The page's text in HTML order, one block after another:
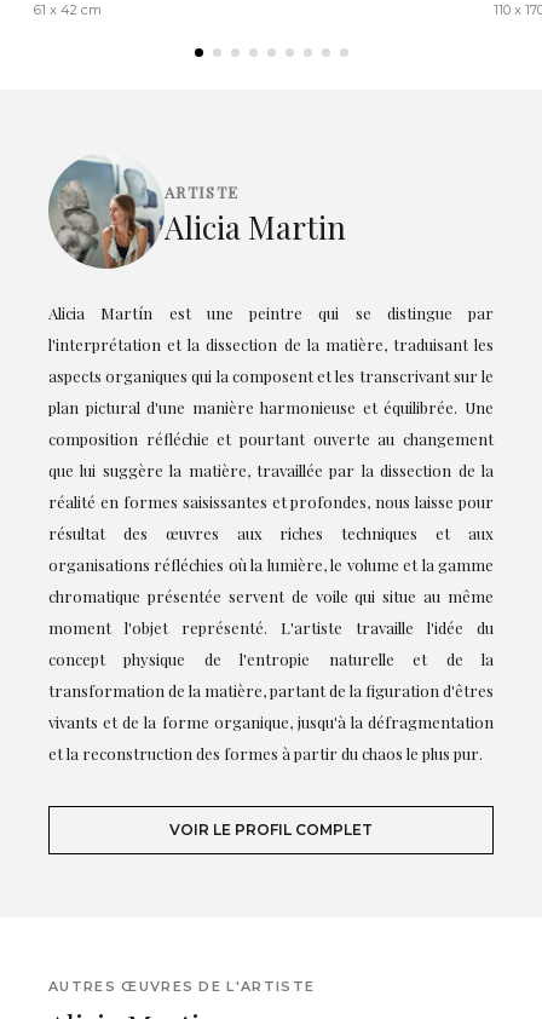
61 x 42 cm 110 x
ARTISTE
Alicia Martin
Alicia Martín est une peintre qui se distingue par
l'interprétation et la dissection de la matière, traduisant les
aspects organiques qui la composent et les transcrivant sur le
plan pictural d'une manière harmonieuse et équilibrée. Une
composition réfléchie et pourtant ouverte au changement
que lui suggère la matière, travaillée par la dissection de la
réalité en formes saisissantes et profondes, nous laisse pour
résultat des œuvres aux riches techniques et aux
organisations réfléchies où la lumière, le volume et la gamme
chromatique présentée servent de voile qui situe au même
moment l'objet représenté. L'artiste travaille l'idée du
concept physique de l'entropie naturelle et de la
transformation de la matière, partant de la figuration d'êtres
vivants et de la forme organique, jusqu'à la défragmentation
et la reconstruction des formes à partir du chaos le plus pur.
VOIR LE PROFIL COMPLET
AUTRES ŒUVRES DE L'ARTISTE